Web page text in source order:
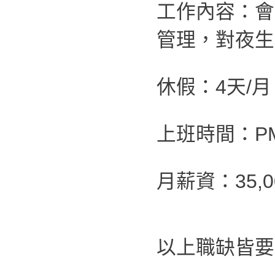
工作內容：
管理，對夜
休假：4天/
上班時間：
月薪資：
以上職缺皆